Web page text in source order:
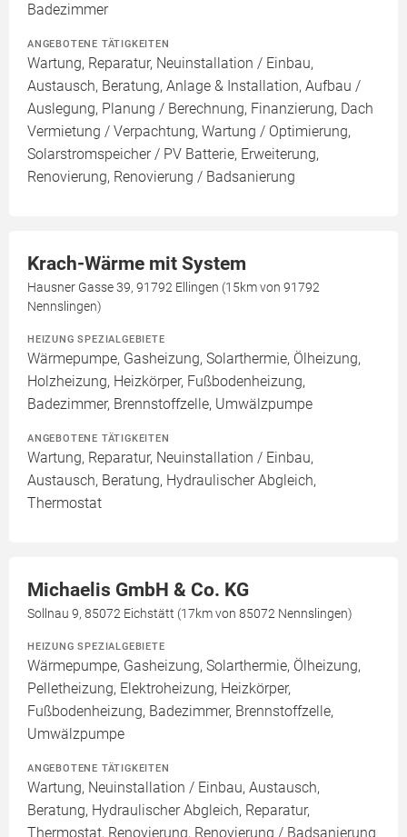
Badezimmer
ANGEBOTENE TÄTIGKEITEN
Wartung, Reparatur, Neuinstallation / Einbau,
Austausch, Beratung, Anlage & Installation, Aufbau /
Auslegung, Planung / Berechnung, Finanzierung, Dach
Vermietung / Verpachtung, Wartung / Optimierung,
Solarstromspeicher / PV Batterie, Erweiterung,
Renovierung, Renovierung / Badsanierung
Krach-Wärme mit System
Hausner Gasse 39, 91792 Ellingen (15km von 91792
Nennslingen)
HEIZUNG SPEZIALGEBIETE
Wärmepumpe, Gasheizung, Solarthermie, Ölheizung,
Holzheizung, Heizkörper, Fußbodenheizung,
Badezimmer, Brennstoffzelle, Umwälzpumpe
ANGEBOTENE TÄTIGKEITEN
Wartung, Reparatur, Neuinstallation / Einbau,
Austausch, Beratung, Hydraulischer Abgleich,
Thermostat
Michaelis GmbH & Co. KG
Sollnau 9, 85072 Eichstätt (17km von 85072 Nennslingen)
HEIZUNG SPEZIALGEBIETE
Wärmepumpe, Gasheizung, Solarthermie, Ölheizung,
Pelletheizung, Elektroheizung, Heizkörper,
Fußbodenheizung, Badezimmer, Brennstoffzelle,
Umwälzpumpe
ANGEBOTENE TÄTIGKEITEN
Wartung, Neuinstallation / Einbau, Austausch,
Beratung, Hydraulischer Abgleich, Reparatur,
Thermostat, Renovierung, Renovierung / Badsanierung